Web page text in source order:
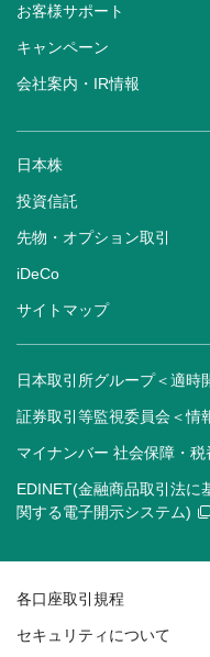
お客様サポート
キャンペーン
会社案内・IR情報
日本株
投資信託
先物・オプション取引
iDeCo
サイトマップ
日本取引所グループ＜適時
証券取引等監視委員会＜情
マイナンバー 社会保障・
EDINET(金融商品取引法に
関する電子開示システム)
各口座取引規程
セキュリティについて